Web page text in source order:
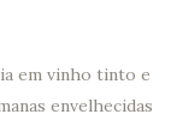
em vinho tinto e
envelhecidas